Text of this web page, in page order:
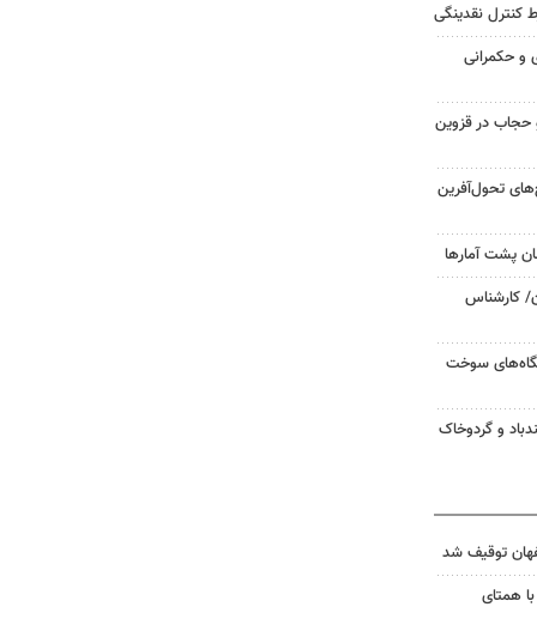
کنترل نقدینگی
و حکمرانی
حجاب در قزوین
تحول‌آفرین
پشت آمارها
کارشناس
سوخت
و گردوخاک
همتای